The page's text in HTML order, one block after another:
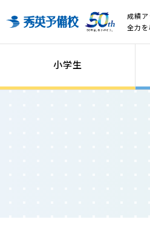
成績
全力
小学生